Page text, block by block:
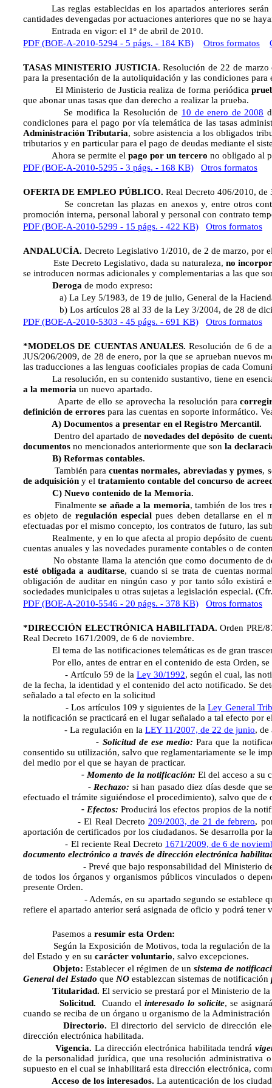
Las reglas establecidas en los apartados anteriores
cantidades devengadas por actuaciones anteriores que no se
Entrada en vigor: el 1º de abril de 2010.
PDF (BOE-A-2010-5294 - 5 págs. - 184 KB)
Otros formatos
TASAS MINISTERIO JUSTICIA. Resolución de 22 de
para la presentación de la autoliquidación y las condiciones
El Ministerio de Justicia realiza de forma periódica
que abonar unas tasas que dan derecho a realizar la prueba.
Se modifica la Resolución de 10 de enero de 2008
condiciones para el pago por vía telemática de las tasas
Administración Tributaria, sobre asistencia a los obligados
tributarios y en particular para el pago de deudas mediante el
Ahora se permite el pago por un tercero no obligado al
PDF (BOE-A-2010-5295 - 3 págs. - 168 KB)
Otros formatos
OFERTA DE EMPLEO PÚBLICO. Real Decreto 406/2010, de
Se concretan las plazas en anexos y, entre otros
promoción interna, personal laboral y personal con contrato
PDF (BOE-A-2010-5299 - 15 págs. - 422 KB)
Otros formatos
ANDALUCÍA. Decreto Legislativo 1/2010, de 2 de marzo, por
Este Decreto Legislativo, dada su naturaleza,no
se introducen normas adicionales y complementarias a las que
Deroga de modo expreso:
a) La Ley 5/1983, de 19 de julio, General de la Hacienda
b) Los artículos 28 al 33 de la Ley 3/2004, de 28 de
PDF (BOE-A-2010-5303 - 45 págs. - 691 KB)
Otros formatos
*MODELOS DE CUENTAS ANUALES.Resolución de 6 de
JUS/206/2009, de 28 de enero, por la que se aprueban nuevos
las traducciones a las lenguas cooficiales propias de cada
La resolución, en su contenido sustantivo, tiene en
a la memoria un nuevo apartado.
Aparte de ello se aprovecha la resolución para
definición de errores para las cuentas en soporte informático.
A) Documentos a presentar en el Registro Mercantil.
Dentro del apartado de novedades del depósito de
documentos no mencionados anteriormente que son la
B) Reformas contables.
También paracuentas normales, abreviadas y pymes,
de adquisición y el tratamiento contable del concurso de
C) Nuevo contenido de la Memoria.
Finalmentese añade a la memoria, también de los
es objeto de regulación especial pues deben detallarse en el
efectuadas por el mismo concepto, los contratos de futuro, las
Realmente, y en lo que afecta al propio depósito de
cuentas anuales y las novedades puramente contables o de
No obstante llama la atención que como documento de
esté obligada a auditarse, cuando si se trata de cuentas
obligación de auditar en ningún caso y por tanto sólo existirá
sociedades municipales u otras sujetas a legislación especial.
PDF (BOE-A-2010-5546 - 20 págs. - 378 KB)
Otros formatos
*DIRECCIÓN ELECTRÓNICA HABILITADA.Orden PRE/
Real Decreto 1671/2009, de 6 de noviembre.
El tema de las notificaciones telemáticas es de gran
Por ello, antes de entrar en el contenido de esta Orden, se
- Artículo 59 de la Ley 30/1992, según el cual, las
de la fecha, la identidad y el contenido del acto notificado. Se
señalado a tal efecto en la solicitud
- Los artículos 109 y siguientes de laLey General
la notificación se practicará en el lugar señalado a tal efecto
- La regulación en la LEY 11/2007, de 22 de junio, de
- Solicitud de ese medio: Para que la
consentido su utilización, salvo que reglamentariamente se le
del medio por el que se hayan de practicar.
- Momento de la notificación: El del acceso a su
- Rechazo: si han pasado diez días desde que
efectuado el trámite siguiéndose el procedimiento), salvo que
- Efectos: Producirá los efectos propios de la
- El Real Decreto 209/2003, de 21 de febrero,
aportación de certificados por los ciudadanos. Se desarrolla por
- El reciente Real Decreto 1671/2009, de 6 de
documento electrónico a través de dirección electrónica
- Prevé que bajo responsabilidad del Ministerio de la
de todos los órganos y organismos públicos vinculados o
presente Orden.
- Además, en su apartado segundo se establece
refiere el apartado anterior será asignada de oficio y podrá tener
Pasemos a resumir esta Orden:
Según la Exposición de Motivos, toda la regulación de la
del Estado y en su carácter voluntario, salvo excepciones.
Objeto:Establecer el régimen de un sistema de
General del Estado que NO establezcan sistemas de notificación
Titularidad. El servicio se prestará por el Ministerio de la
Solicitud. Cuando el interesado lo solicite, se
cuando se reciba de un órgano u organismo de la
Directorio. El directorio del servicio de dirección
dirección electrónica habilitada.
Vigencia. La dirección electrónica habilitada tendrá
de la personalidad jurídica, que una resolución administrativa
supuesto en el cual se inhabilitará esta dirección electrónica,
Acceso de los interesados. La autenticación de los